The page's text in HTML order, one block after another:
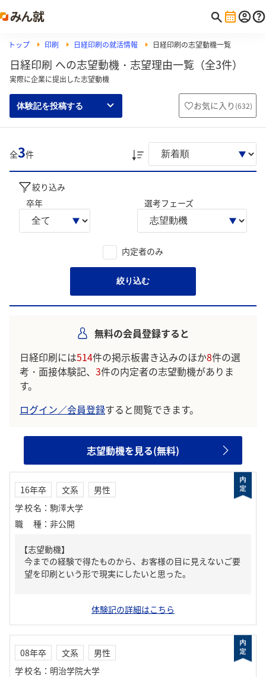
トップ 印刷 日経印刷の就活情報 日経印刷の志望動機一覧
日経印刷 への志望動機・志望理由一覧（全3件）
実際に企業に提出した志望動機
体験記を投稿する お気に入り (632)
全3件
絞り込み
卒年
選考フェーズ
内定者のみ
絞り込む
無料の会員登録すると
日経印刷には514件の掲示板書き込みのほか8件の選
考・面接体験記、 3件の内定者の志望動機がありま
す。
ログイン／会員登録すると閲覧できます。
志望動機を見る(無料)
16年卒 文系
男性
学校名 ： 駒澤大学
職種 ： 非公開
【志望動機】
今までの経験で得たものから、お客様の目に見えないご要
望を印刷という形で現実にしたいと思った。
体験記の詳細はこちら
08年卒 文系
男性
学校名 ： 明治学院大学